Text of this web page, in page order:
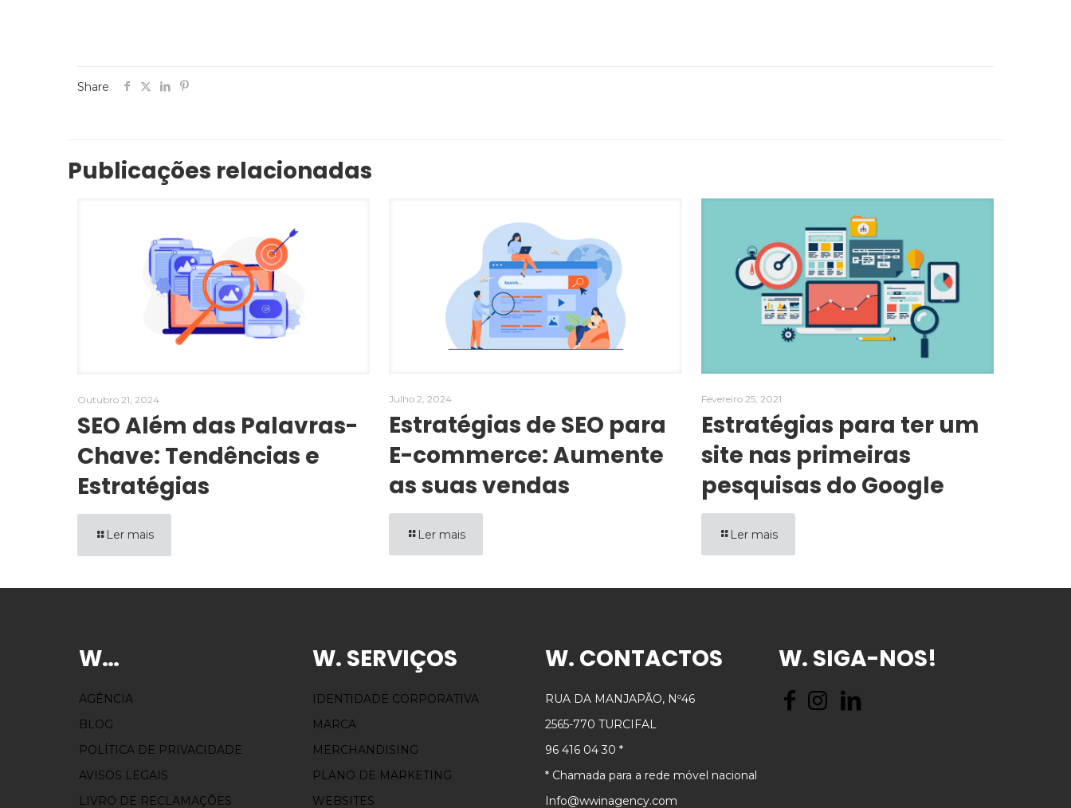
Share
Publicações relacionadas
Outubro 21, 2024
SEO Além das Palavras-
Chave: Tendências e
Estratégias
Ler mais
Julho 2, 2024
Estratégias de SEO para
E-commerce: Aumente
as suas vendas
Ler mais
Fevereiro 25, 2021
Estratégias para ter um
site nas primeiras
pesquisas do Google
Ler mais
W…
AGÊNCIA
BLOG
POLÍTICA DE PRIVACIDADE
AVISOS LEGAIS
LIVRO DE RECLAMAÇÕES
W. SERVIÇOS
IDENTIDADE CORPORATIVA
MARCA
MERCHANDISING
PLANO DE MARKETING
WEBSITES
W. CONTACTOS
RUA DA MANJAPÃO, Nº46
2565-770 TURCIFAL
96 416 04 30 *
* Chamada para a rede móvel nacional
Info@wwinagency.com
W. SIGA-NOS!